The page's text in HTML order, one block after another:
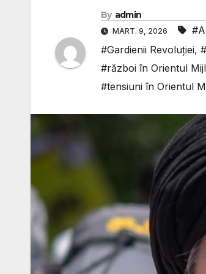
By admin
MART. 9, 2026
#Gardienii Revoluției,
#război în Orientul
#tensiuni în Orientul